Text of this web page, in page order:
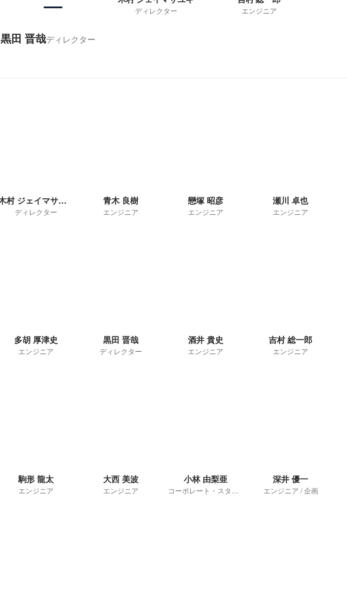
ディレクター エンジニア
黒田 晋哉ディレクター
木村 ジェイマサユキ
ディレクター
青木 良樹
エンジニア
戀塚 昭彦
エンジニア
瀬川 卓也
エンジニア
多胡 厚津史
エンジニア
黒田 晋哉
ディレクター
酒井 貴史
エンジニア
吉村 総一郎
エンジニア
駒形 龍太
エンジニア
大西 美波
エンジニア
小林 由梨亜 深井 優一
エンジニア / 企画